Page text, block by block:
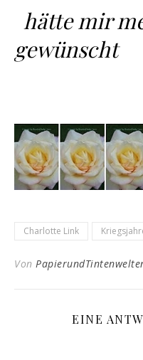
hätte mir
gewünscht
Charlotte Link
Von
EINE